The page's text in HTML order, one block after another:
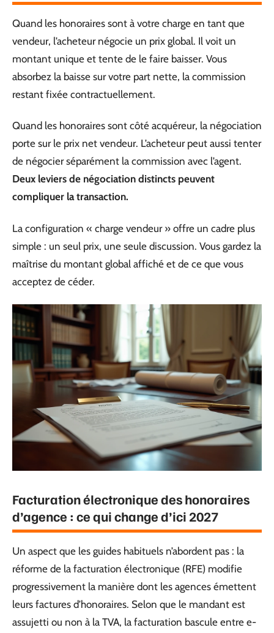
Quand les honoraires sont à votre charge en tant que
vendeur, l’acheteur négocie un prix global. Il voit un
montant unique et tente de le faire baisser. Vous
absorbez la baisse sur votre part nette, la commission
restant fixée contractuellement.
Quand les honoraires sont côté acquéreur, la négociation
porte sur le prix net vendeur. L’acheteur peut aussi tenter
de négocier séparément la commission avec l’agent.
Deux leviers de négociation distincts peuvent
compliquer la transaction.
La configuration « charge vendeur » offre un cadre plus
simple : un seul prix, une seule discussion. Vous gardez la
maîtrise du montant global affiché et de ce que vous
acceptez de céder.
Facturation électronique des honoraires
d’agence : ce qui change d’ici 2027
Un aspect que les guides habituels n’abordent pas : la
réforme de la facturation électronique (RFE) modifie
progressivement la manière dont les agences émettent
leurs factures d’honoraires. Selon que le mandant est
assujetti ou non à la TVA, la facturation bascule entre e-